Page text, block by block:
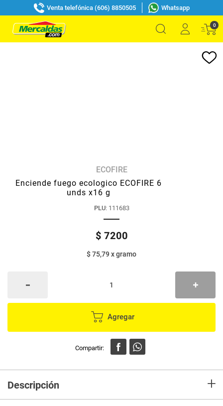
Venta telefónica (606) 8850505 Whatsapp
0
ECOFIRE
Enciende fuego ecologico ECOFIRE 6
unds x16 g
PLU: 111683
$ 7200
$ 75,79 xgramo
Agregar
Descripción +